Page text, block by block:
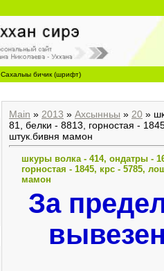
Сахалыы бичик (шрифт)
Main » 2013 » Ахсынньы » 20 »
81, белки - 8813, горностая -
штук.бивня мамон
шкуры волка - 414, ондатры -
горностая - 1845, крс - 5785,
мамон
За